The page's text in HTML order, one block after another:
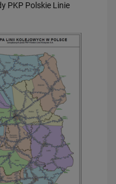
PKP Polskie Linie